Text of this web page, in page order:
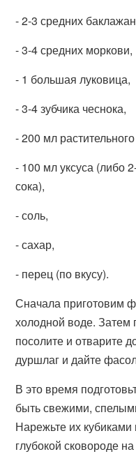
- 2-3 средних
- 3-4 средних моркови,
- 1 большая луковица,
- 3-4 зубчика чеснока,
- 200 мл
- 100 мл уксуса (либо
сока),
- соль,
- сахар,
- перец (по вкусу).
Сначала приготовим
холодной воде. Затем
посолите и отварите
дуршлаг и дайте
В это время
быть свежими,
Нарежьте их
глубокой сковороде